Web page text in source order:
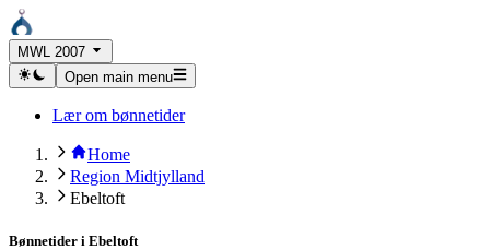
MWL 2007
Open main menu
Lær om bønnetider
Home
Region Midtjylland
Ebeltoft
Bønnetider i Ebeltoft